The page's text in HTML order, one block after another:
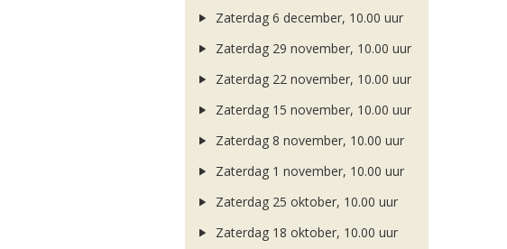
Zaterdag 6 december, 10.00 uur
Zaterdag 29 november, 10.00 uur
Zaterdag 22 november, 10.00 uur
Zaterdag 15 november, 10.00 uur
Zaterdag 8 november, 10.00 uur
Zaterdag 1 november, 10.00 uur
Zaterdag 25 oktober, 10.00 uur
Zaterdag 18 oktober, 10.00 uur